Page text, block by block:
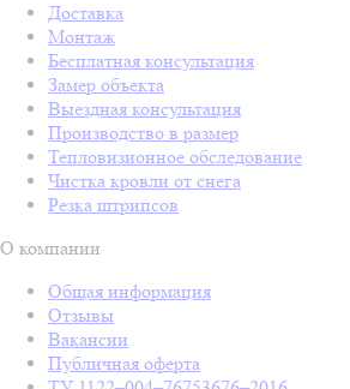
Доставка
Монтаж
Бесплатная консультация
Замер объекта
Выездная консультация
Производство в размер
Тепловизионное обследование
Чистка кровли от снега
Резка штрипсов
О компании
Общая информация
Отзывы
Вакансии
Публичная оферта